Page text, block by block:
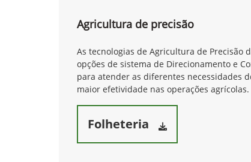
Agricultura de precisão
As tecnologias de Agricultura de Precisão
opções de sistema de Direcionamento e
para atender as diferentes necessidades
maior efetividade nas operações agrícolas.
Folheteria